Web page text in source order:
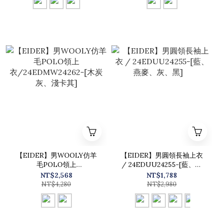
【EIDER】男WOOLY仿羊
毛POLO領上
衣/24EDMW24262-[木炭
灰、淺卡其]
NT$2,568
NT$4,280
【EIDER】男圓領長袖上衣
/ 24EDUU24255-[藍、燕
麥、灰、黑]
NT$1,788
NT$2,980